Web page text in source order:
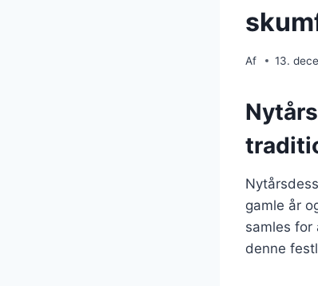
Af 13.
gamle år
samles for
denne